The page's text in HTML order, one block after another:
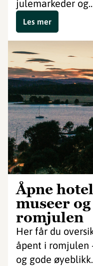
julemarkeder
Les mer
Åpne
museer
romjulen
Her får du
åpent i romjulen
og gode øyeblikk.